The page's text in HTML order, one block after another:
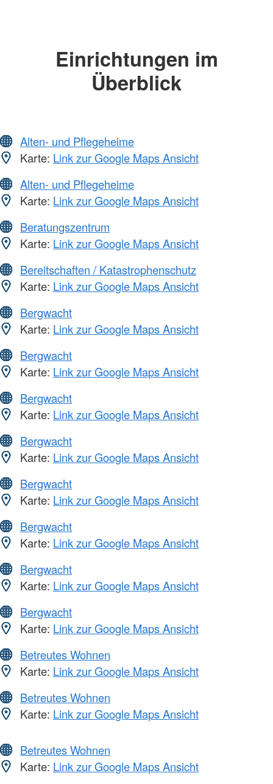
Einrichtungen im
Überblick
Alten- und Pflegeheime
Karte: Link zur Google Maps Ansicht
Alten- und Pflegeheime
Karte: Link zur Google Maps Ansicht
Beratungszentrum
Karte: Link zur Google Maps Ansicht
Bereitschaften / Katastrophenschutz
Karte: Link zur Google Maps Ansicht
Bergwacht
Karte: Link zur Google Maps Ansicht
Bergwacht
Karte: Link zur Google Maps Ansicht
Bergwacht
Karte: Link zur Google Maps Ansicht
Bergwacht
Karte: Link zur Google Maps Ansicht
Bergwacht
Karte: Link zur Google Maps Ansicht
Bergwacht
Karte: Link zur Google Maps Ansicht
Bergwacht
Karte: Link zur Google Maps Ansicht
Bergwacht
Karte: Link zur Google Maps Ansicht
Betreutes Wohnen
Karte: Link zur Google Maps Ansicht
Betreutes Wohnen
Karte: Link zur Google Maps Ansicht
Betreutes Wohnen
Karte: Link zur Google Maps Ansicht